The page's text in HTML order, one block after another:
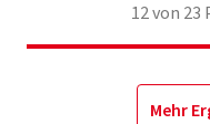
12von 23
Mehr